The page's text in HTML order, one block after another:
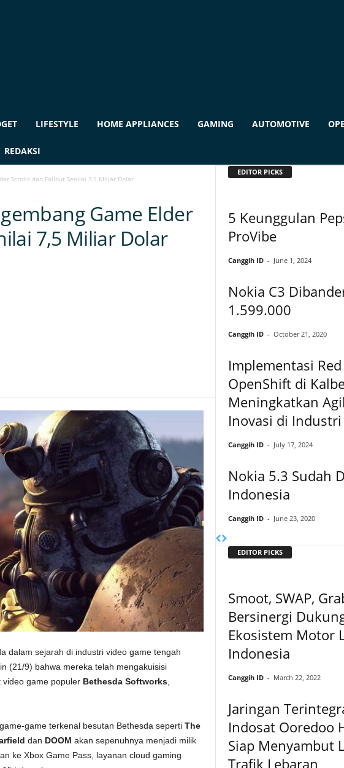
LIFESTYLE HOME APPLIANCES GAMING AUTOMOTIVE
REDAKSI
Scrolls dan Fallout Senilai 7,5 Miliar Dolar
Game Elder
7,5 Miliar Dolar
dalam sejarah di industri video game tengah
(21/9) bahwa mereka telah mengakuisisi
game populer Bethesda Softworks,
game terkenal besutan Bethesda seperti The
dan DOOM akan sepenuhnya menjadi milik
ke Xbox Game Pass, layanan cloud gaming
EDITOR PICKS
5 Keunggulan
ProVibe
Canggih ID - June 1, 2024
Nokia C3
1.599.000
Canggih ID - October 21, 2020
Implementasi
OpenShift di
Meningkatkan
Inovasi di Industri
Canggih ID - July 17, 2024
Nokia 5.3 Sudah
Indonesia
Canggih ID - June 23, 2020
EDITOR PICKS
Smoot, SWAP,
Bersinergi
Ekosistem Motor
Indonesia
Canggih ID - March 22, 2022
Jaringan
Indosat Ooredoo
Siap Menyambut
Trafik Lebaran